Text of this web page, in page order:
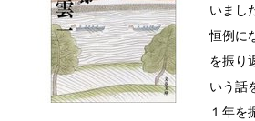
いまし
恒例に
を振り
いう話
１年を